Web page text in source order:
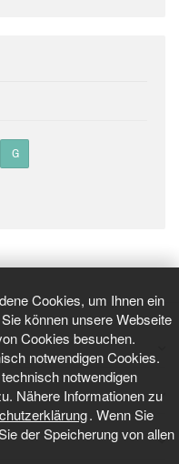
Cookies, um Ihnen ein
können unsere Webseite
Cookies besuchen.
notwendigen Cookies.
notwendigen
Nähere Informationen zu
. Wenn Sie
der Speicherung von allen
G